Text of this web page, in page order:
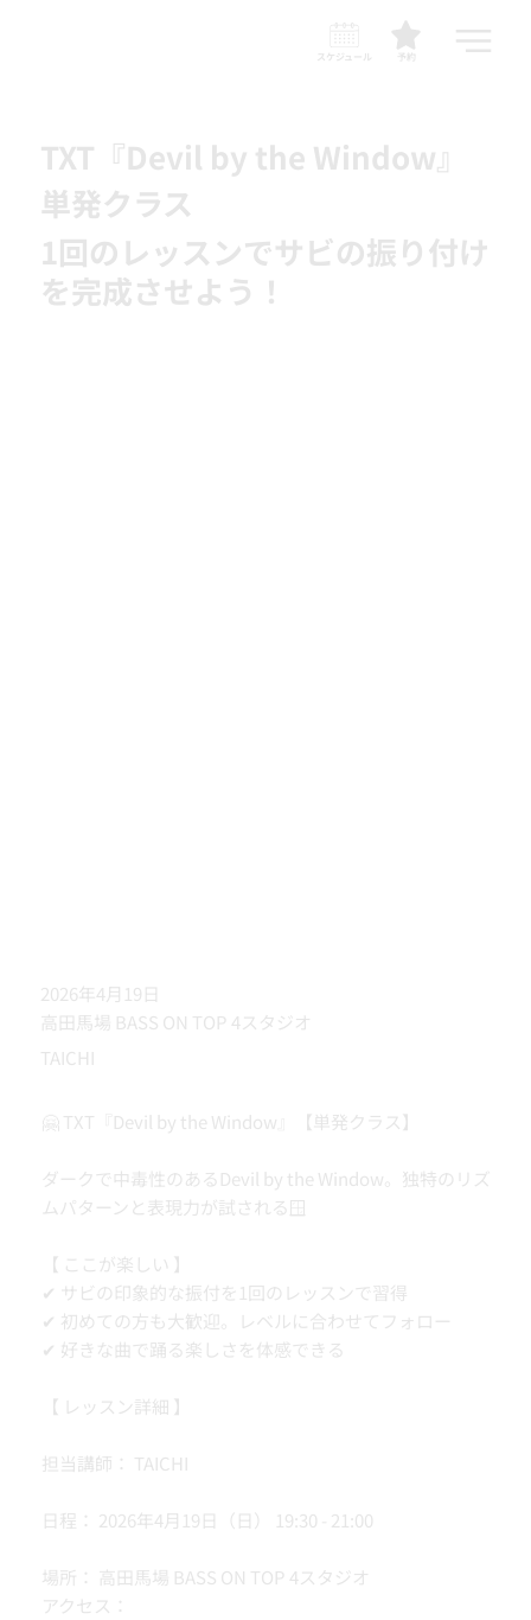
予約
スケジュール
TXT『Devil by the Window』
単発クラス
1回のレッスンでサビの振り付け
を完成させよう！
2026年4月19日
高田馬場 BASS ON TOP 4スタジオ
TAICHI
🤗 TXT『Devil by the Window』【単発クラス】
ダークで中毒性のあるDevil by the Window。独特のリズ
ムパターンと表現力が試される🪟
【 ここが楽しい 】
✔ サビの印象的な振付を1回のレッスンで習得
✔ 初めての方も大歓迎。レベルに合わせてフォロー
✔ 好きな曲で踊る楽しさを体感できる
【 レッスン詳細 】
担当講師： TAICHI
日程： 2026年4月19日（日） 19:30 - 21:00
場所： 高田馬場 BASS ON TOP 4スタジオ
アクセス：